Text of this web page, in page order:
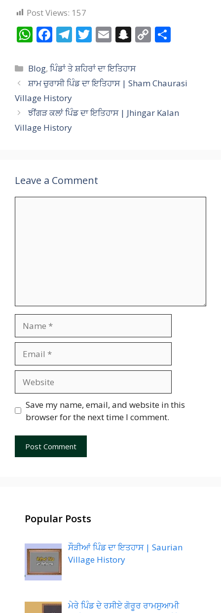
Post Views: 157
W
h
at
s
A
p
p
F
ac
e
b
o
o
k
T
el
e
gr
m
T
w
itt
er
E
m
ai
l
S
n
a
p
h
C
o
y
n
e
Categories
Blog,ਪਿੰਡਾਂ ਤੇ ਸ਼ਹਿਰਾਂ ਦਾ ਇਤਿਹਾਸ
ਸ਼ਾਮ ਚੁਰਾਸੀ ਪਿੰਡ ਦਾ ਇਤਿਹਾਸ | Sham Chaurasi
Village History
ਝੀਂਗੜ ਕਲਾਂ ਪਿੰਡ ਦਾ ਇਤਿਹਾਸ | Jhingar Kalan
Village History
Leave a Comment
Save my name, email, and website in this
browser for the next time I comment.
Popular Posts
ਸੌੜੀਆਂ ਪਿੰਡ ਦਾ ਇਤਹਾਸ | Saurian
Village History
ਮੇਰੇ ਪਿੰਡ ਦੇ ਰਸੀਏ ਗੋਰੂਰ ਰਾਮਸੁਆਮੀ